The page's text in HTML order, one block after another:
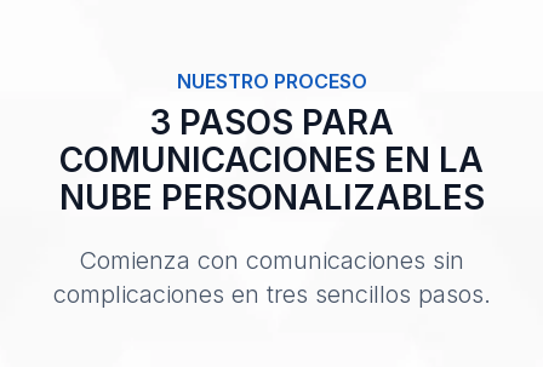
NUESTRO PROCESO
3 PASOS PARA
COMUNICACIONES EN LA
NUBE PERSONALIZABLES
Comienza con comunicaciones sin
complicaciones en tres sencillos pasos.